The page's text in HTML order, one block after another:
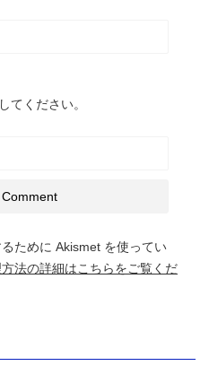
てください。
ために Akismet を使ってい
法の詳細はこちらをご覧くだ